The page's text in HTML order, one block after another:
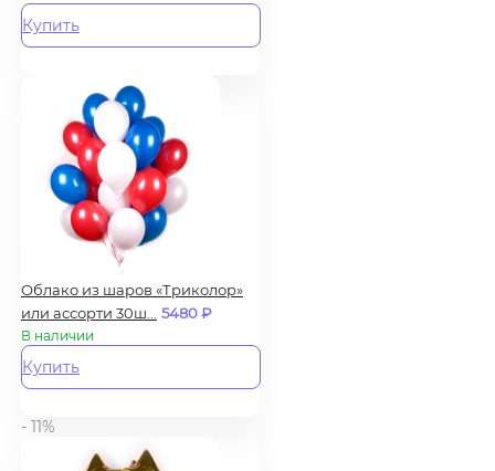
Купить
Облако из шаров «Триколор»
или ассорти 30ш... 5480₽
В наличии
Купить
- 11%